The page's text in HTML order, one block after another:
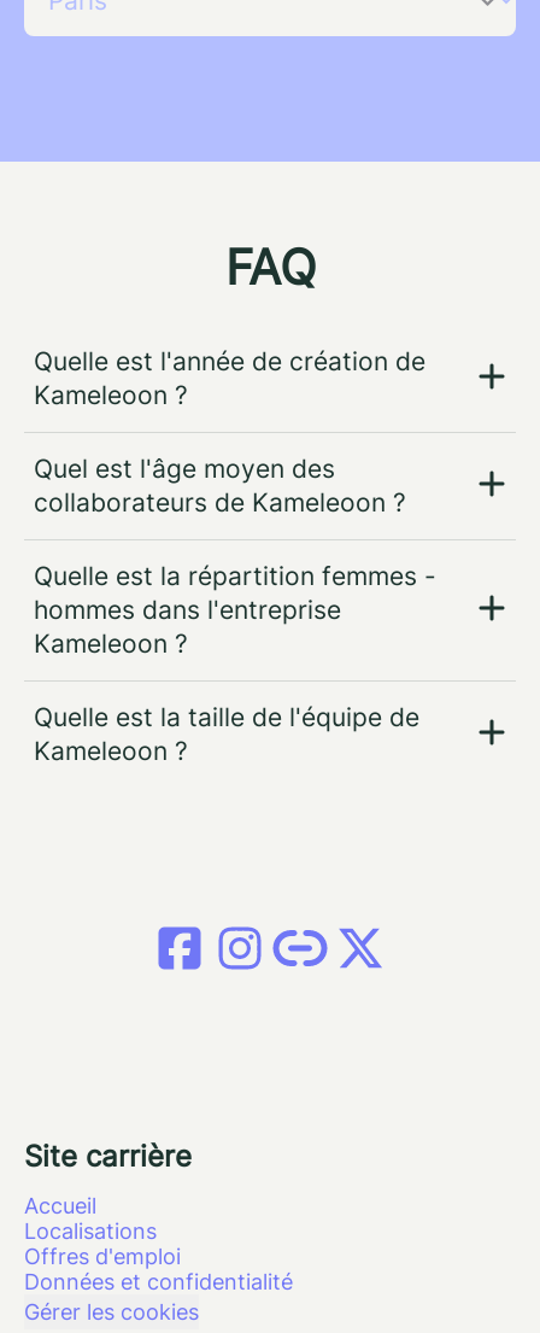
FAQ
Quelle est l'année de création de
Kameleoon ?
Quel est l'âge moyen des
collaborateurs de Kameleoon ?
Quelle est la répartition femmes -
hommes dans l'entreprise
Kameleoon ?
Quelle est la taille de l'équipe de
Kameleoon ?
Site carrière
Accueil
Localisations
Offres d'emploi
Données et confidentialité
Gérer les cookies